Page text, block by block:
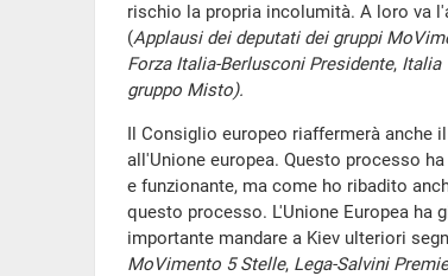
rischio la propria incolumità. A loro va
(Applausi dei deputati dei gruppi
Forza Italia-Berlusconi Presidente, Italia
gruppo Misto).
Il Consiglio europeo riaffermerà anche
all'Unione europea. Questo processo
e funzionante, ma come ho ribadito
questo processo. L'Unione Europea ha
importante mandare a Kiev ulteriori
MoVimento 5 Stelle, Lega-Salvini